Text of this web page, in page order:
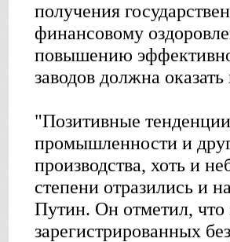
получения
финансовому
повышению
заводов должна
"Позитивные
промышленности и
производства, хоть и
степени отразились и
Путин. Он отметил, что
зарегистрированных